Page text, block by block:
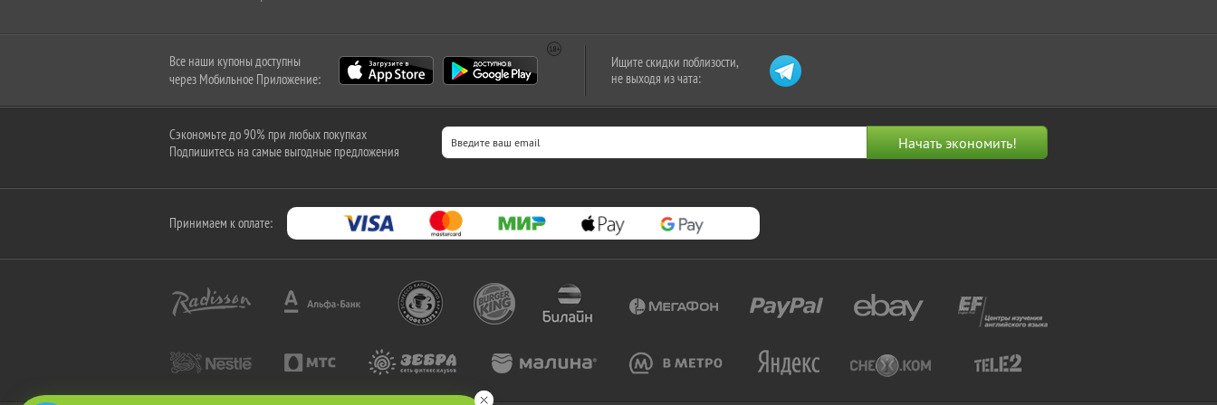
Все наши купоны доступны
через Мобильное Приложение:
Ищите скидки поблизости,
не выходя из чата:
Сэкономьте до 90% при любых покупках
Подпишитесь на самые выгодные предложения
Принимаем к оплате: